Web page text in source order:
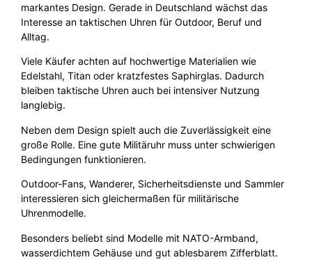
markantes Design. Gerade in Deutschland wächst das
Interesse an taktischen Uhren für Outdoor, Beruf und
Alltag.
Viele Käufer achten auf hochwertige Materialien wie
Edelstahl, Titan oder kratzfestes Saphirglas. Dadurch
bleiben taktische Uhren auch bei intensiver Nutzung
langlebig.
Neben dem Design spielt auch die Zuverlässigkeit eine
große Rolle. Eine gute Militäruhr muss unter schwierigen
Bedingungen funktionieren.
Outdoor-Fans, Wanderer, Sicherheitsdienste und Sammler
interessieren sich gleichermaßen für militärische
Uhrenmodelle.
Besonders beliebt sind Modelle mit NATO-Armband,
wasserdichtem Gehäuse und gut ablesbarem Zifferblatt.